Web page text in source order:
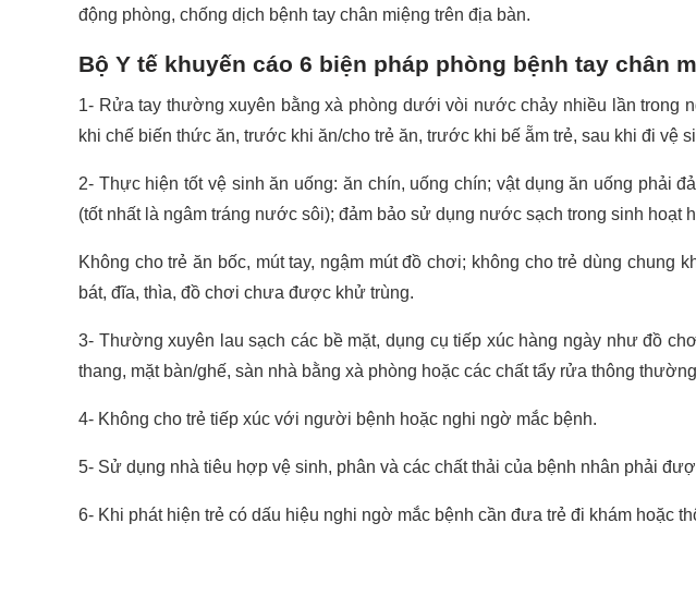
động phòng, chống dịch bệnh tay chân miệng trên địa bàn.
Bộ Y tế khuyến cáo 6 biện pháp phòng bệnh tay chân
1- Rửa tay thường xuyên bằng xà phòng dưới vòi nước chảy nhiều lần trong
khi chế biến thức ăn, trước khi ăn/cho trẻ ăn, trước khi bế ẵm trẻ, sau khi đi vệ
2- Thực hiện tốt vệ sinh ăn uống: ăn chín, uống chín; vật dụng ăn uống phải
(tốt nhất là ngâm tráng nước sôi); đảm bảo sử dụng nước sạch trong sinh hoạt
Không cho trẻ ăn bốc, mút tay, ngậm mút đồ chơi; không cho trẻ dùng chung
bát, đĩa, thìa, đồ chơi chưa được khử trùng.
3- Thường xuyên lau sạch các bề mặt, dụng cụ tiếp xúc hàng ngày như đồ
thang, mặt bàn/ghế, sàn nhà bằng xà phòng hoặc các chất tẩy rửa thông
4- Không cho trẻ tiếp xúc với người bệnh hoặc nghi ngờ mắc bệnh.
5- Sử dụng nhà tiêu hợp vệ sinh, phân và các chất thải của bệnh nhân phải
6- Khi phát hiện trẻ có dấu hiệu nghi ngờ mắc bệnh cần đưa trẻ đi khám hoặc